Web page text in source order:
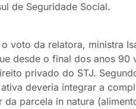
de Seguridade Social.
voto da relatora, ministra
desde o final dos anos 90
privado do STJ.
deveria integrar a
da parcela in natura